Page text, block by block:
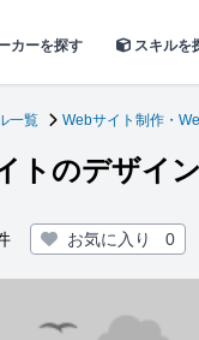
カーを探す スキルを
一覧 Webサイト制作・
トのデザイ
お気に入り 0